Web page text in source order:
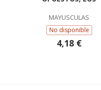
MAYUSCULAS
No disponible
4,18 €